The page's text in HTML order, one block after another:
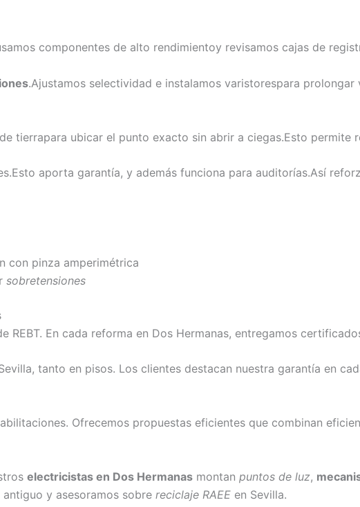
componentes de alto rendimientoy revisamos cajas de
.Ajustamos selectividad e instalamos varistorespara
tierrapara ubicar el punto exacto sin abrir a ciegas.Esto permite
aporta garantía, y además funciona para auditorías.Así
con pinza amperimétrica
sobretensiones
En cada reforma en Dos Hermanas, entregamos
tanto en pisos. Los clientes destacan nuestra garantía en
Ofrecemos propuestas eficientes que combinan
electricistas en Dos Hermanas montan puntos de luz,
y asesoramos sobre reciclaje RAEE en Sevilla.